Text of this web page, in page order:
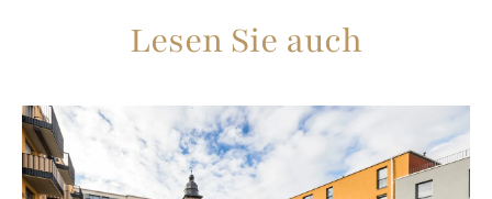
Lesen Sie auch